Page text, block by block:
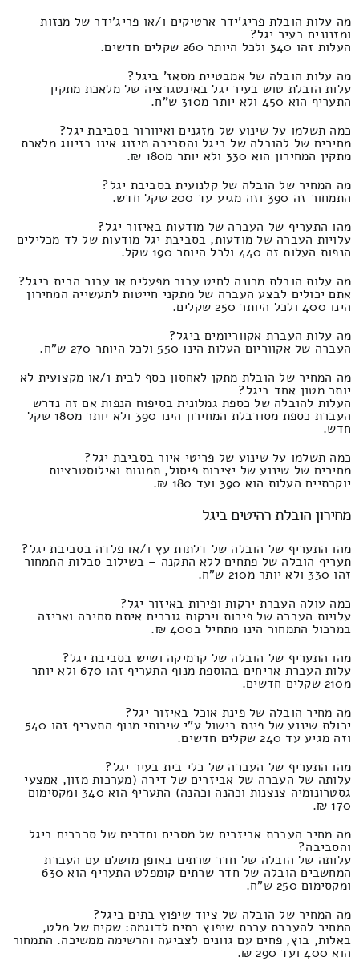
מה עלות הובלת פריג'ידר ארטיקים ו/או פריג'ידר של מנזות
ומזנונים בעיר יגל?
העלות זהו 340 ולכל היותר 260 שקלים חדשים.
מה עלות הובלה של אמבטיית מסאז' ביגל?
עלות הובלת טוש בעיר יגל באינטגרציה של מלאכת מתקין
התעריף הוא 450 ולא יותר מ310 ש"ח.
כמה תשלמו על שינוע של מזגנים ואיוורור בסביבת יגל?
מחירים של להובלה של ביגל והסביבה מיזוג אינו בזיווג מלאכת
מתקין המחירון הוא 330 ולא יותר מ180 ₪.
מה המחיר של הובלה של קלנועית בסביבת יגל?
התמחור זה 390 וזה מגיע עד 200 שקל חדש.
מהו התעריף של העברה של מודעות באיזור יגל?
עלויות העברה של מודעות, בסביבת יגל מודעות של לד מכלילים
הנפות העלות זה 440 ולכל היותר 190 שקל.
מה עלות הובלת מכונה לחיט עבור מפעלים או עבור הבית ביגל?
אתם יכולים לבצע העברה של מתקני חייטות לתעשייה המחירון
הינו 400 ולכל היותר 250 שקלים.
מה עלות העברת אקווריומים ביגל?
העברה של אקווריום העלות הינו 550 ולכל היותר 270 ש"ח.
מה המחיר של הובלת מתקן לאחסון כסף לבית ו/או מקצועית לא
יותר מטון אחד ביגל?
העלות להובלה של כספת גמלונית בסיפוח הנפות אם זה נדרש
העברת כספת מסורבלת המחירון הינו 390 ולא יותר מ180 שקל
חדש.
כמה תשלמו על שינוע של פריטי איור בסביבת יגל?
מחירים של שינוע של יצירות פיסול, תמונות ואילוסטרציות
יוקרתיים העלות הוא 390 ועד 180 ₪.
מחירון הובלת רהיטים ביגל
מהו התעריף של הובלה של דלתות עץ ו/או פלדה בסביבת יגל?
תעריף הובלה של פתחים ללא התקנה – בשילוב סבלות התמחור
זהו 330 ולא יותר מ210 ש"ח.
כמה עולה העברת ירקות ופירות באיזור יגל?
עלויות העברה של פירות וירקות גוררים איתם סחיבה ואריזה
במרכול התמחור הינו מתחיל ב400 ₪.
מהו התעריף של הובלה של קרמיקה ושיש בסביבת יגל?
עלות העברת אריחים בהוספת מנוף התעריף זהו 670 ולא יותר
מ210 שקלים חדשים.
מה מחיר הובלה של פינת אוכל באיזור יגל?
יכולת שינוע של פינת בישול ע"י שירותי מנוף התעריף זהו 540
וזה מגיע עד 240 שקלים חדשים.
מהו התעריף של העברה של כלי בית בעיר יגל?
עלותה של העברה של אביזרים של דירה (מערכות מזון, אמצעי
גסטרונומיה צנצנות וכהנה וכהנה) התעריף הוא 340 ומקסימום
170 ₪.
מה מחיר העברת אביזרים של מסכים וחדרים של סרברים ביגל
והסביבה?
עלותה של הובלה של חדר שרתים באופן מושלם עם העברת
המחשבים הובלה של חדר שרתים קומפלט התעריף הוא 630
ומקסימום 250 ש"ח.
מה המחיר של הובלה של ציוד שיפוץ בתים ביגל?
המחיר להעברת ערכת שיפוץ בתים לדוגמה: שקים של מלט,
באלות, בוץ, פחים עם גוונים לצביעה והרשימה ממשיכה. התמחור
הוא 400 ועד 290 ₪.